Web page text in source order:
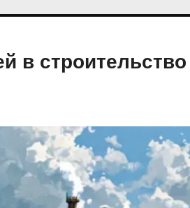
в строительство